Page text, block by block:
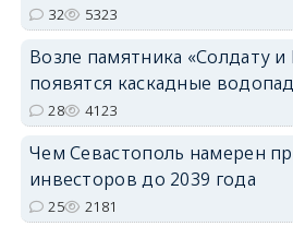
32 5323
Возле памятника «Солдату и
появятся каскадные
28 4123
Чем Севастополь намерен
инвесторов до 2039 года
25 2181